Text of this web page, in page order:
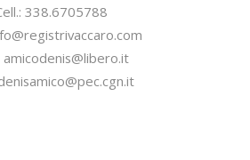
338.6705788
amicodenis@libero.it